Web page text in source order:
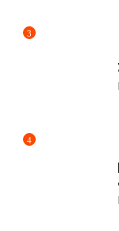
3
4